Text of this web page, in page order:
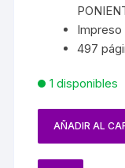
497
1 disponibles
AÑADIR AL